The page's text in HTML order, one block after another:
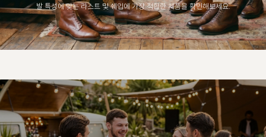
발 특성에 맞는 라스트 및 쉐입에 가장 적합한 제품을 확인해보세요.